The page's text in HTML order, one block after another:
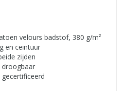
velours badstof, 380 g/m²
en ceintuur
zijden
droogbaar